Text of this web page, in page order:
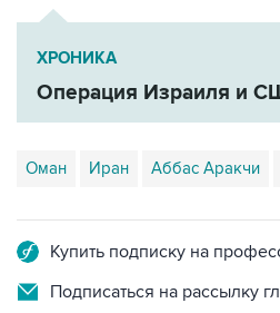
ХРОНИКА
Операция Израиля и
Оман Иран Аббас Аракчи
Купить подписку на
Подписаться на рассылку